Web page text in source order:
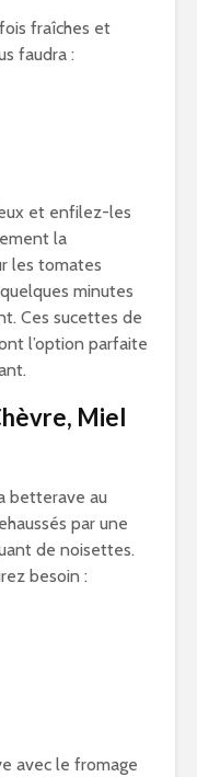
fraîches et
faudra :
et enfilez-les
la
les tomates
minutes
Ces sucettes de
l’option parfaite
Miel
betterave au
par une
de noisettes.
besoin :
avec le fromage